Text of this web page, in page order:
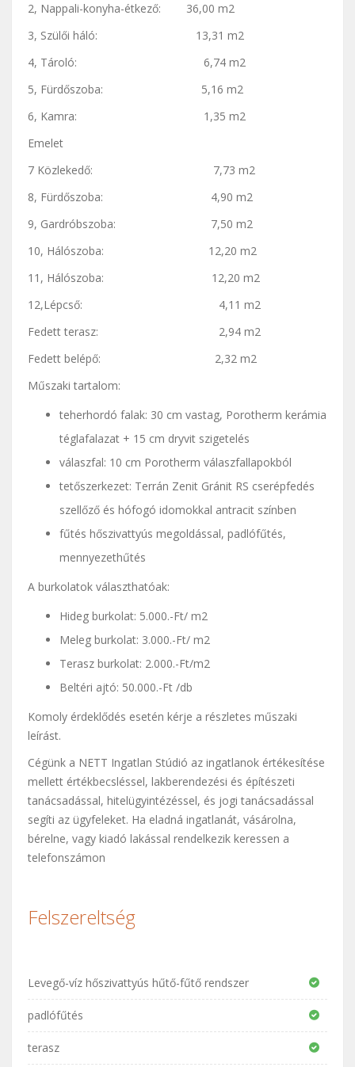
2, Nappali-konyha-étkező: 36,00 m2
3, Szülői háló: 13,31 m2
4, Tároló: 6,74 m2
5, Fürdőszoba: 5,16 m2
6, Kamra: 1,35 m2
Emelet
7 Közlekedő: 7,73 m2
8, Fürdőszoba: 4,90 m2
9, Gardróbszoba: 7,50 m2
10, Hálószoba: 12,20 m2
11, Hálószoba: 12,20 m2
12,Lépcső: 4,11 m2
Fedett terasz: 2,94 m2
Fedett belépő: 2,32 m2
Műszaki tartalom:
teherhordó falak: 30 cm vastag, Porotherm kerámia
téglafalazat + 15 cm dryvit szigetelés
válaszfal: 10 cm Porotherm válaszfallapokból
tetőszerkezet: Terrán Zenit Gránit RS cserépfedés
szellőző és hófogó idomokkal antracit színben
fűtés hőszivattyús megoldással, padlófűtés,
mennyezethűtés
A burkolatok választhatóak:
Hideg burkolat: 5.000.-Ft/ m2
Meleg burkolat: 3.000.-Ft/ m2
Terasz burkolat: 2.000.-Ft/m2
Beltéri ajtó: 50.000.-Ft /db
Komoly érdeklődés esetén kérje a részletes műszaki
leírást.
Cégünk a NETT Ingatlan Stúdió az ingatlanok értékesítése
mellett értékbecsléssel, lakberendezési és építészeti
tanácsadással, hitelügyintézéssel, és jogi tanácsadással
segíti az ügyfeleket. Ha eladná ingatlanát, vásárolna,
bérelne, vagy kiadó lakással rendelkezik keressen a
telefonszámon
Felszereltség
Levegő-víz hőszivattyús hűtő-fűtő rendszer
padlófűtés
terasz